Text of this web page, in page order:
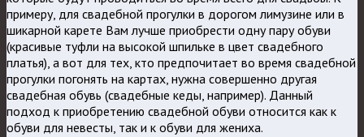
примеру, для свадебной прогулки в дорогом лимузине или в
шикарной карете Вам лучше приобрести одну пару обуви
(красивые туфли на высокой шпильке в цвет свадебного
платья), а вот для тех, кто предпочитает во время свадебной
прогулки погонять на картах, нужна совершенно другая
свадебная обувь (свадебные кеды, например). Данный
подход к приобретению свадебной обуви относится как к
обуви для невесты, так и к обуви для жениха.